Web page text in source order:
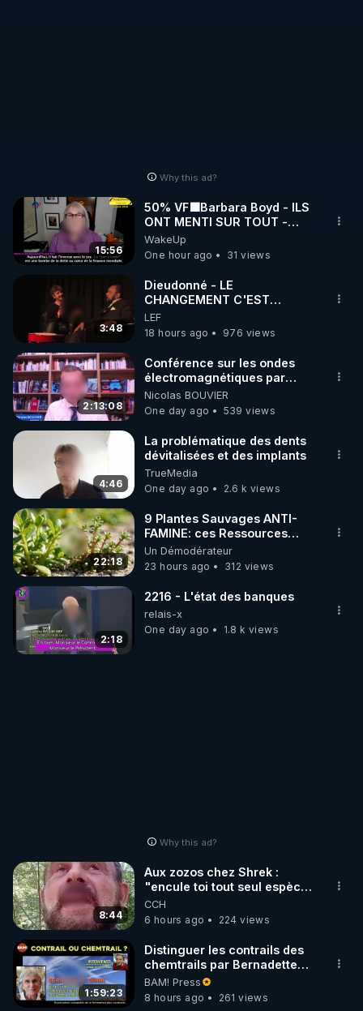
Why this ad?
15:56
50% VF🟩Barbara Boyd - ILS
ONT MENTI SUR TOUT -
Jocelyne Traduction
WakeUp
One hour ago
31 views
3:48
Dieudonné - LE
CHANGEMENT C'EST
MAINTENANT
LEF
18 hours ago
976 views
2:13:08
Conférence sur les ondes
électromagnétiques par
Grégoire Caustru et Bart de
Wever !
Nicolas BOUVIER
One day ago
539 views
4:46
La problématique des dents
dévitalisées et des implants
TrueMedia
One day ago
2.6 k views
22:18
9 Plantes Sauvages ANTI-
FAMINE: ces Ressources
JARDIN&des Haies
Un Démodérateur
23 hours ago
312 views
2:18
2216 - L'état des banques
relais-x
One day ago
1.8 k views
Why this ad?
8:44
Aux zozos chez Shrek :
"encule toi tout seul espèce
de mal polish"
CCH
6 hours ago
224 views
1:59:23
Distinguer les contrails des
chemtrails par Bernadette
Bihin
BAM! Press
8 hours ago
261 views